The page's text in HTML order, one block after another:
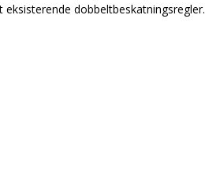
dobbeltbeskatningsregler.